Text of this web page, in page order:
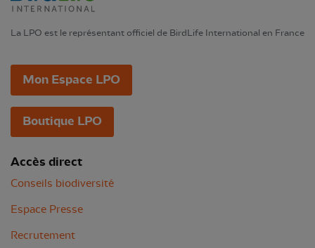
La LPO est le représentant officiel de BirdLife International en France
Mon Espace LPO
Boutique LPO
Accès direct
Conseils biodiversité
Espace Presse
Recrutement